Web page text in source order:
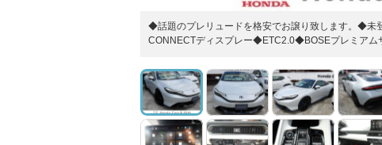
◆話題のプレリュードを格安でお譲り致します。◆
CONNECTディスプレー◆ETC2.0◆BOSEプレミアム